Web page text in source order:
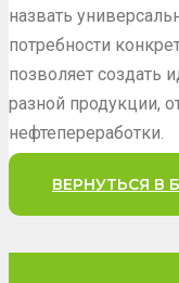
назвать
потребности
позволяет создать
разной продукции,
нефтепереработки.
ВЕРНУТЬСЯ В